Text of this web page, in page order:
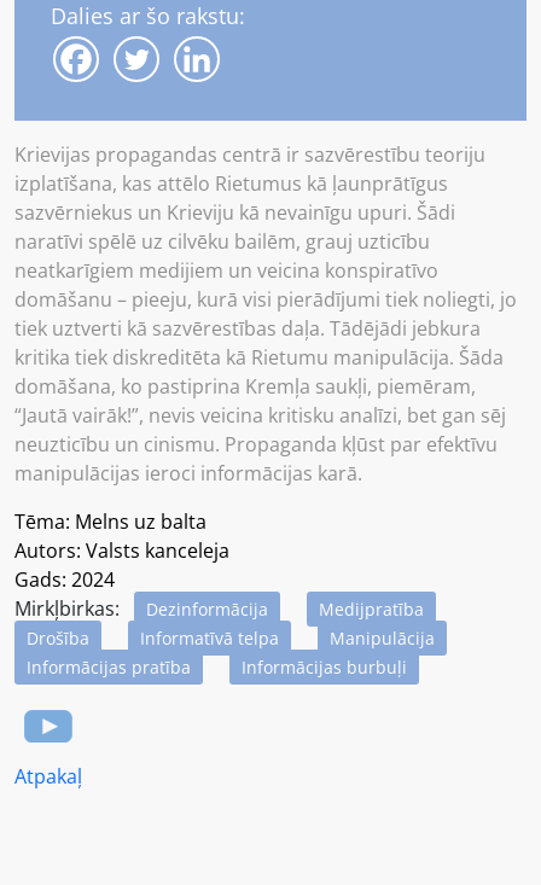
Dalies ar šo rakstu:
Krievijas propagandas centrā ir sazvērestību teoriju
izplatīšana, kas attēlo Rietumus kā ļaunprātīgus
sazvērniekus un Krieviju kā nevainīgu upuri. Šādi
naratīvi spēlē uz cilvēku bailēm, grauj uzticību
neatkarīgiem medijiem un veicina konspiratīvo
domāšanu – pieeju, kurā visi pierādījumi tiek noliegti, jo
tiek uztverti kā sazvērestības daļa. Tādējādi jebkura
kritika tiek diskreditēta kā Rietumu manipulācija. Šāda
domāšana, ko pastiprina Kremļa saukļi, piemēram,
“Jautā vairāk!”, nevis veicina kritisku analīzi, bet gan sēj
neuzticību un cinismu. Propaganda kļūst par efektīvu
manipulācijas ieroci informācijas karā.
Tēma: Melns uz balta
Autors: Valsts kanceleja
Gads: 2024
Mirkļbirkas:
Dezinformācija
Medijpratība
Drošība
Informatīvā telpa
Manipulācija
Informācijas pratība
Informācijas burbuļi
Atpakaļ